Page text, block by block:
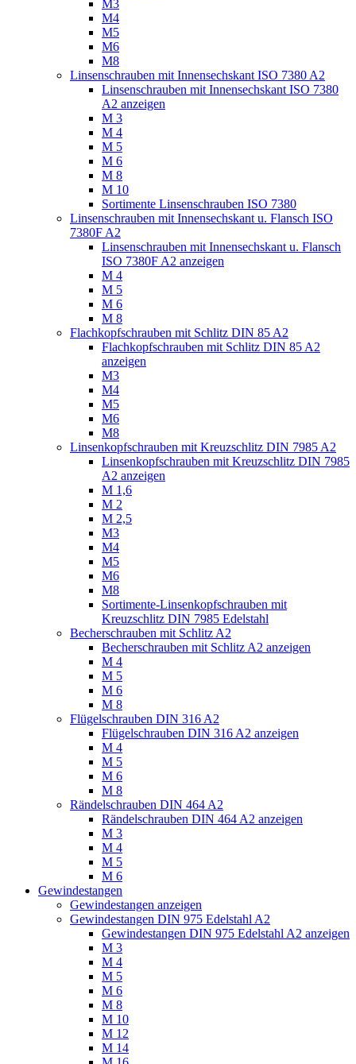
M3
M4
M5
M6
M8
Linsenschrauben mit Innensechskant ISO 7380 A2
Linsenschrauben mit Innensechskant ISO 7380
A2 anzeigen
M 3
M 4
M 5
M 6
M 8
M 10
Sortimente Linsenschrauben ISO 7380
Linsenschrauben mit Innensechskant u. Flansch ISO
7380F A2
Linsenschrauben mit Innensechskant u. Flansch
ISO 7380F A2 anzeigen
M 4
M 5
M 6
M 8
Flachkopfschrauben mit Schlitz DIN 85 A2
Flachkopfschrauben mit Schlitz DIN 85 A2
anzeigen
M3
M4
M5
M6
M8
Linsenkopfschrauben mit Kreuzschlitz DIN 7985 A2
Linsenkopfschrauben mit Kreuzschlitz DIN 7985
A2 anzeigen
M 1,6
M 2
M 2,5
M3
M4
M5
M6
M8
Sortimente-Linsenkopfschrauben mit
Kreuzschlitz DIN 7985 Edelstahl
Becherschrauben mit Schlitz A2
Becherschrauben mit Schlitz A2 anzeigen
M 4
M 5
M 6
M 8
Flügelschrauben DIN 316 A2
Flügelschrauben DIN 316 A2 anzeigen
M 4
M 5
M 6
M 8
Rändelschrauben DIN 464 A2
Rändelschrauben DIN 464 A2 anzeigen
M 3
M 4
M 5
M 6
Gewindestangen
Gewindestangen anzeigen
Gewindestangen DIN 975 Edelstahl A2
Gewindestangen DIN 975 Edelstahl A2 anzeigen
M 3
M 4
M 5
M 6
M 8
M 10
M 12
M 14